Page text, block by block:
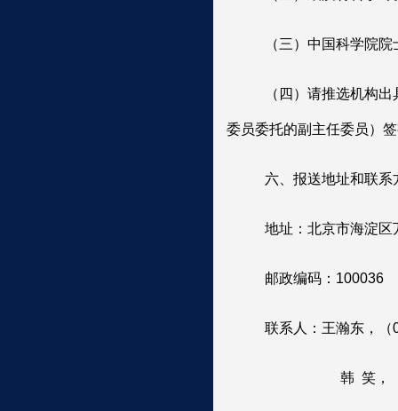
（三）中国科学院
（四）请推选机构
委员委托的副主任委员）
六、报送地址和联系
地址：北京市海淀区
邮政编码： 100036
联系人：王瀚东，（
韩 笑，